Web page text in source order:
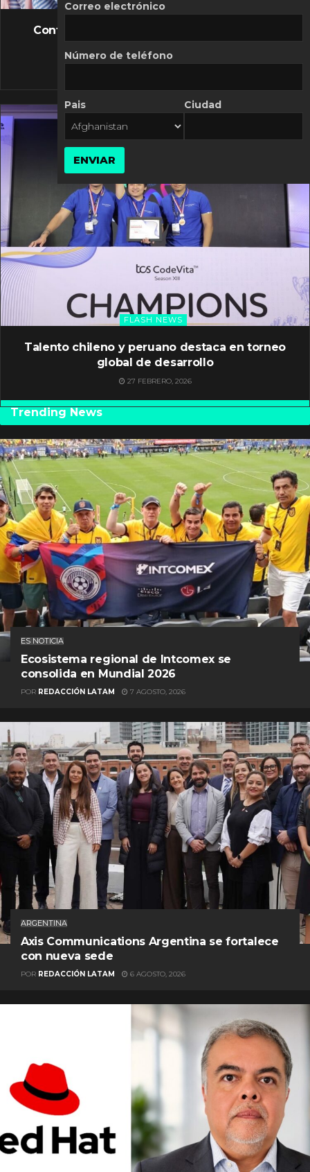
FLASH NEWS
Controversia de Mercado Libre por costos
10 MARZO, 2026
FLASH NEWS
Talento chileno y peruano destaca en torneo
global de desarrollo
27 FEBRERO, 2026
Trending News
ES NOTICIA
Ecosistema regional de Intcomex se
consolida en Mundial 2026
POR REDACCIÓN LATAM 7 AGOSTO, 2026
ARGENTINA
Axis Communications Argentina se fortalece
con nueva sede
POR REDACCIÓN LATAM 6 AGOSTO, 2026
Correo electrónico
Número de teléfono
Pais Ciudad
ENVIAR